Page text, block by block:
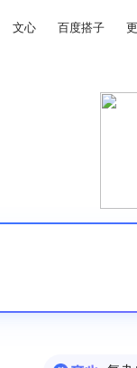
文心 百度搭子